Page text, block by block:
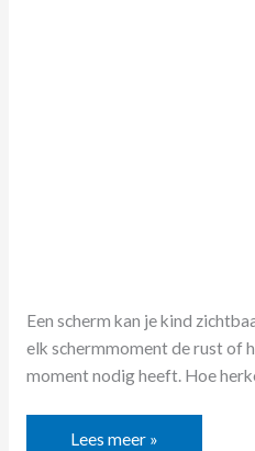
Een scherm kan je kind
elk schermmoment de rust of
moment nodig heeft. Hoe
Lees meer »